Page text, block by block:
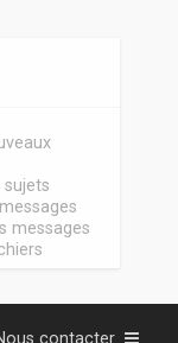
sujets
messages
contacter